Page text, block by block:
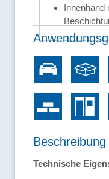
Innenhand
Beschreibung
Technische